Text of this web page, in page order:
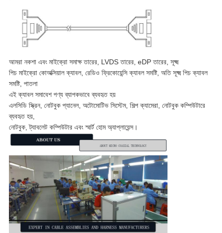
আমরা নকশা এবং মাইক্রো সমাক্ষ তারের, LVDS তারের, eDP তারের, সূক্ষ্ম
পিচ মাইক্রো কোঅক্সিয়াল ক্যাবল, রেডিও ফ্রিকোয়েন্সি ক্যাবল সমষ্টি, অতি সূক্ষ্ম পিচ ক্যাবল
সমষ্টি, পাতলা
এই ক্যাবল সমাবেশ পণ্য ব্যাপকভাবে ব্যবহৃত হয়
এলসিডি স্ক্রিন, নোটবুক প্যানেল, অটোমোটিভ সিস্টেম, শিল্প ক্যামেরা, নোটবুক কম্পিউটারে
ব্যবহৃত হয়,
নোটবুক, ট্যাবলেট কম্পিউটার এবং স্মার্ট হোম অ্যাপ্লায়েন্স।